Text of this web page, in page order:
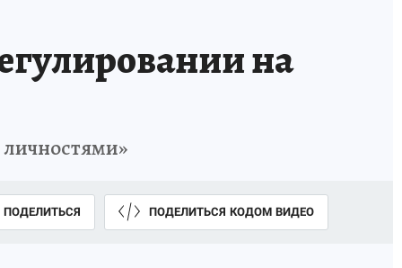
на
ПОДЕЛИТЬСЯ ПОДЕЛИТЬСЯ КОДОМ ВИДЕО